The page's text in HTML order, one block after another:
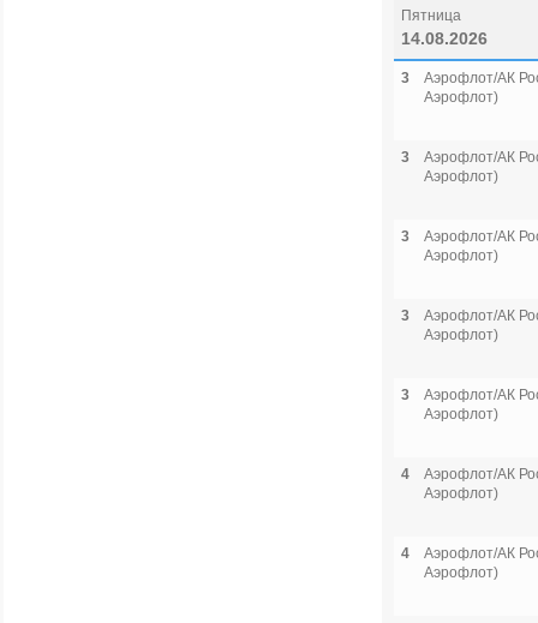
Пятница
14.08.2026
3
Аэрофлот/АК
Аэрофлот)
3
Аэрофлот/АК
Аэрофлот)
3
Аэрофлот/АК
Аэрофлот)
3
Аэрофлот/АК
Аэрофлот)
3
Аэрофлот/АК
Аэрофлот)
4
Аэрофлот/АК
Аэрофлот)
4
Аэрофлот/АК
Аэрофлот)